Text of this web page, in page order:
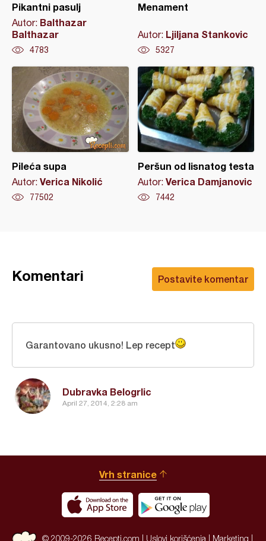
Pikantni pasulj
Autor: Balthazar
Balthazar
4783
Menament
Autor: Ljiljana Stankovic
5327
Pileća supa
Autor: Verica Nikolić
77502
Peršun od lisnatog testa
Autor: Verica Damjanovic
7442
Postavite komentar
Komentari
Dubravka Belogrlic
April 27, 2014, 2:28 am
Garantovano ukusno! Lep recept
Vrh stranice
© 2009-2026 Recepti.com | Uslovi korišćenja Marketing